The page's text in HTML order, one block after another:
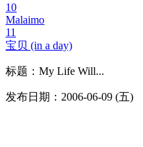
10
Malaimo
11
宝贝 (in a day)
标题：My Life Will...
发布日期：2006-06-09 (五)